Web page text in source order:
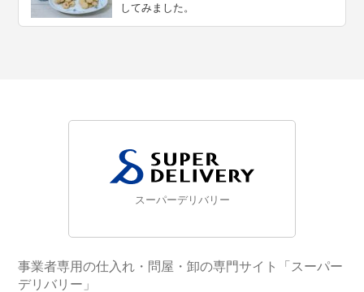
してみました。
スーパーデリバリー
事業者専用の仕入れ・問屋・卸の専門サイト「スーパー
デリバリー」